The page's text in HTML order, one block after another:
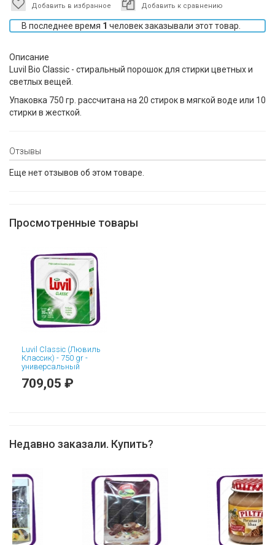
Добавить в избранное Добавить к сравнению
В последнее время 1 человек заказывали этот товар.
Описание
Luvil Bio Classic - стиральный порошок для стирки цветных и
светлых вещей.
Упаковка 750 гр. рассчитана на 20 стирок в мягкой воде или 10
стирки в жесткой.
Отзывы
Еще нет отзывов об этом товаре.
Просмотренные товары
Luvil Classic (Лювиль
Классик) - 750 gr -
универсальный
709,05 ₽
Недавно заказали. Купить?